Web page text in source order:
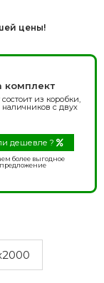
цены!
комплект
из коробки,
наличников с двух
дешевле ?
более выгодное
предложение